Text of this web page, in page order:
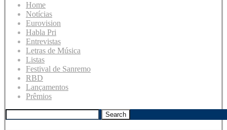
Home
Notícias
Eurovision
Habla Pri
Entrevistas
Letras de Música
Listas
Festival de Sanremo
RBD
Lançamentos
Prêmios
Search